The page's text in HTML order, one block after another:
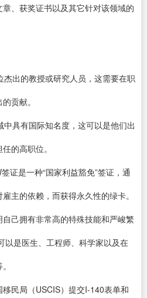
、获奖证书以及其它针对该领域的
出的教授或研究人员，这需要在职
贡献。
具有国际知名度，这可以是他们出
的高职位。
证是一种“国家利益豁免”签证，通
主的依赖，而获得永久性的绿卡。
己拥有非常高的特殊技能和严峻繁
以是医生、工程师、科学家以及在
民局（USCIS）提交I-140表单和